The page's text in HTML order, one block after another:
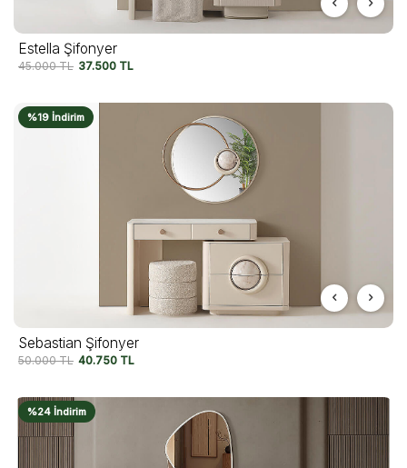
Estella Şifonyer
45.000TL 37.500 TL
%19 İndirim
Sebastian Şifonyer
50.000TL 40.750 TL
%24 İndirim